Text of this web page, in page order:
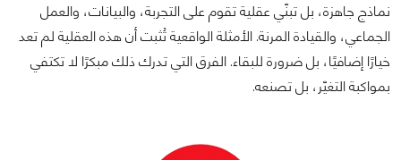
نماذج جاهزة، بل تبنّي عقلية تقوم على التجربة، والبيانات، والعمل
الجماعي، والقيادة المرنة. الأمثلة الواقعية تُثبت أن هذه العقلية لم تعد
خيارًا إضافيًا، بل ضرورة للبقاء. الفرق التي تدرك ذلك مبكرًا لا تكتفي
بمواكبة التغيّر، بل تصنعه.